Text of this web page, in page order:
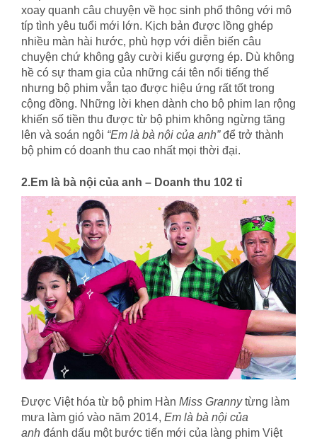
xoay quanh câu chuyện về học sinh phổ thông với mô
típ tình yêu tuổi mới lớn. Kịch bản được lồng ghép
nhiều màn hài hước, phù hợp với diễn biến câu
chuyện chứ không gây cười kiểu gượng ép. Dù không
hề có sự tham gia của những cái tên nổi tiếng thế
nhưng bộ phim vẫn tạo được hiệu ứng rất tốt trong
cộng đồng. Những lời khen dành cho bộ phim lan rộng
khiến số tiền thu được từ bộ phim không ngừng tăng
lên và soán ngôi “Em là bà nội của anh”để trở thành
bộ phim có doanh thu cao nhất mọi thời đại.
2.Em là bà nội của anh – Doanh thu 102 tỉ
Được Việt hóa từ bộ phim Hàn Miss Grannytừng làm
mưa làm gió vào năm 2014, Em là bà nội của
anh đánh dấu một bước tiến mới của làng phim Việt